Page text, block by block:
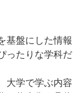
基盤にした情報
ったりな学科だ
大学で学ぶ内容